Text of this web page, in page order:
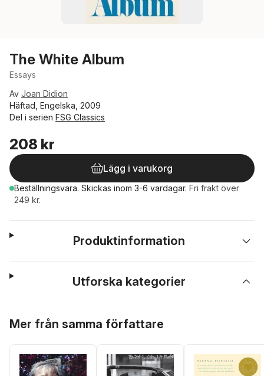
The White Album
Essays
Av Joan Didion
Häftad, Engelska, 2009
Del i serien FSG Classics
208 kr
Lägg i varukorg
Beställningsvara. Skickas inom 3-6 vardagar. Fri frakt över
249 kr.
Produktinformation
Utforska kategorier
Mer från samma författare